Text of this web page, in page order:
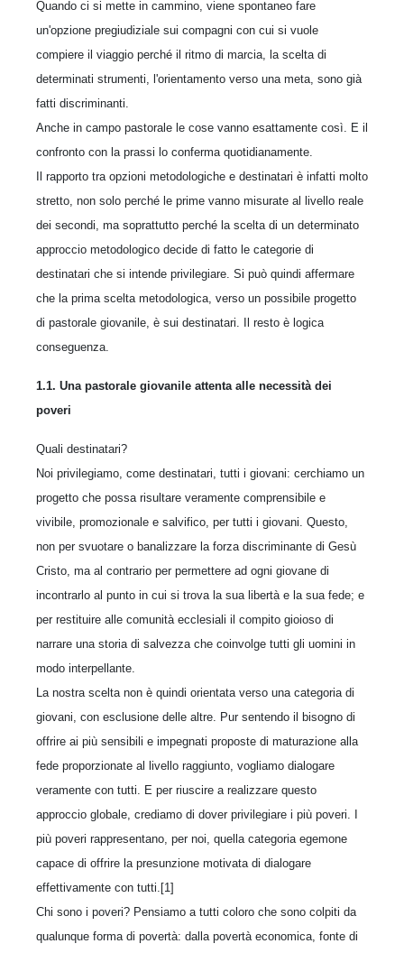
Quando ci si mette in cammino, viene spontaneo fare
un'opzione pregiudiziale sui compagni con cui si vuole
compiere il viaggio perché il ritmo di marcia, la scelta di
determinati strumenti, l'orientamento verso una meta, sono già
fatti discriminanti.
Anche in campo pastorale le cose vanno esattamente così. E il
confronto con la prassi lo conferma quotidianamente.
Il rapporto tra opzioni metodologiche e destinatari è infatti molto
stretto, non solo perché le prime vanno misurate al livello reale
dei secondi, ma soprattutto perché la scelta di un determinato
approccio metodologico decide di fatto le categorie di
destinatari che si intende privilegiare. Si può quindi affermare
che la prima scelta metodologica, verso un possibile progetto
di pastorale giovanile, è sui destinatari. Il resto è logica
conseguenza.
1.1. Una pastorale giovanile attenta alle necessità dei
poveri
Quali destinatari?
Noi privilegiamo, come destinatari, tutti i giovani: cerchiamo un
progetto che possa risultare veramente comprensibile e
vivibile, promozionale e salvifico, per tutti i giovani. Questo,
non per svuotare o banalizzare la forza discriminante di Gesù
Cristo, ma al contrario per permettere ad ogni giovane di
incontrarlo al punto in cui si trova la sua libertà e la sua fede; e
per restituire alle comunità ecclesiali il compito gioioso di
narrare una storia di salvezza che coinvolge tutti gli uomini in
modo interpellante.
La nostra scelta non è quindi orientata verso una categoria di
giovani, con esclusione delle altre. Pur sentendo il bisogno di
offrire ai più sensibili e impegnati proposte di maturazione alla
fede proporzionate al livello raggiunto, vogliamo dialogare
veramente con tutti. E per riuscire a realizzare questo
approccio globale, crediamo di dover privilegiare i più poveri. I
più poveri rappresentano, per noi, quella categoria egemone
capace di offrire la presunzione motivata di dialogare
effettivamente con tutti.[1]
Chi sono i poveri? Pensiamo a tutti coloro che sono colpiti da
qualunque forma di povertà: dalla povertà economica, fonte di